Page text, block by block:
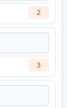
2
3